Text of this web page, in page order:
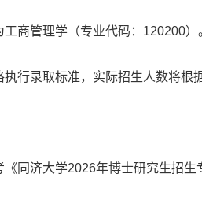
商管理学（专业代码：120200）
行录取标准，实际招生人数将根
同济大学2026年博士研究生招生